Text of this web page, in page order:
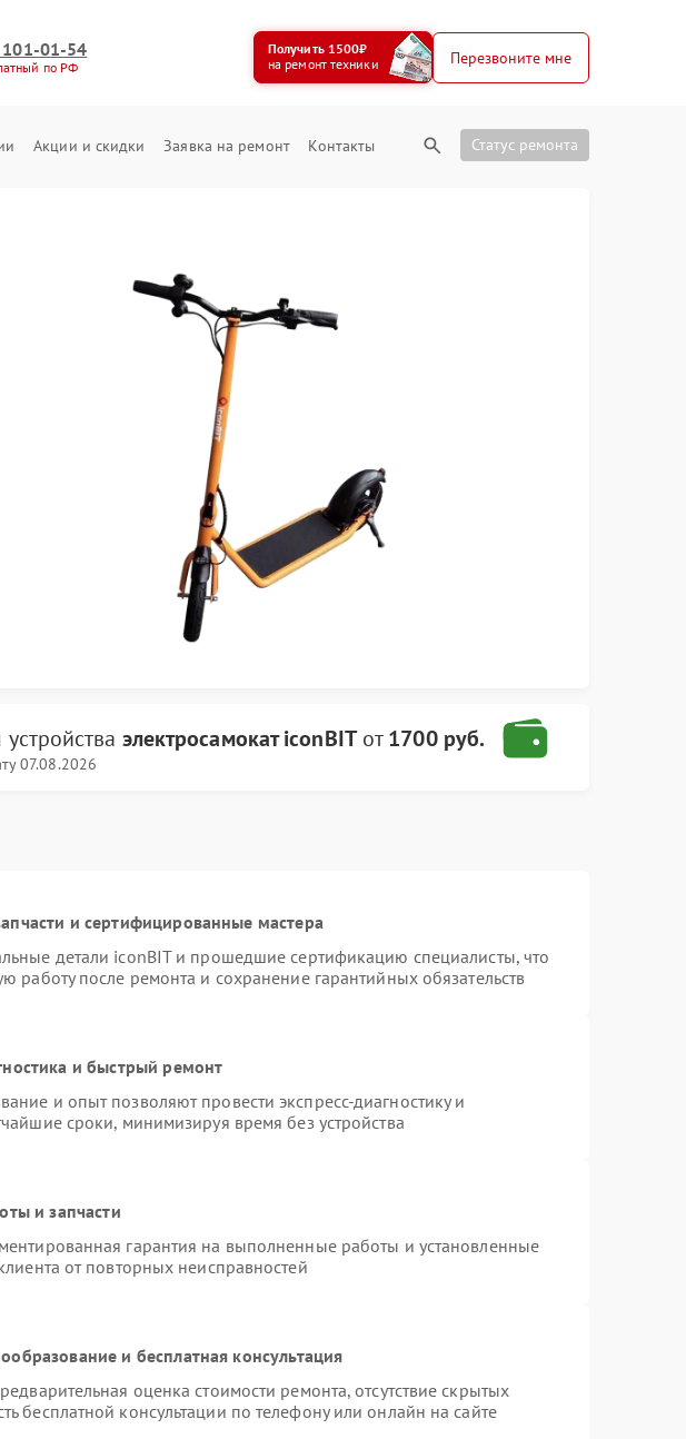
101-01-54
по РФ
Получить 1500₽
на ремонт техники
Перезвоните мне
Акции и скидки Заявка на ремонт Контакты Статус ремонта
электросамокат iconBITот1700 руб.
07.08.2026
и сертифицированные мастера
детали iconBIT и прошедшие сертификацию специалисты, что
работу после ремонта и сохранение гарантийных обязательств
и быстрый ремонт
и опыт позволяют провести экспресс-диагностику и
сроки, минимизируя время без устройства
и запчасти
гарантия на выполненные работы и установленные
от повторных неисправностей
и бесплатная консультация
оценка стоимости ремонта, отсутствие скрытых
бесплатной консультации по телефону или онлайн на сайте